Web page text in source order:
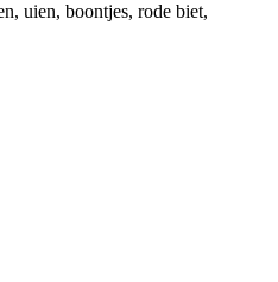
uien, boontjes, rode biet,